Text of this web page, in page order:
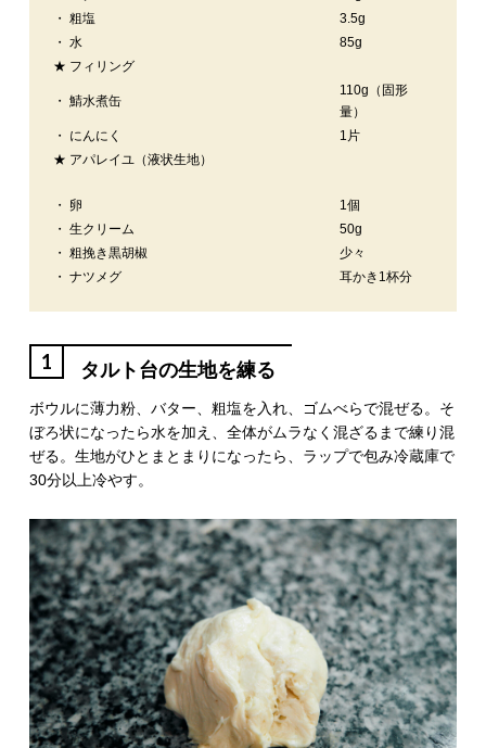
・ 粗塩
3.5g
・ 水
85g
★ フィリング
・ 鯖水煮缶
110g（固形
量）
・ にんにく
1片
★ アパレイユ（液状生地）
・ 卵
1個
・ 生クリーム
50g
・ 粗挽き黒胡椒
少々
・ ナツメグ
耳かき1杯分
1 タルト台の生地を練る
ボウルに薄力粉、バター、粗塩を入れ、ゴムべらで混ぜる。そ
ぼろ状になったら水を加え、全体がムラなく混ざるまで練り混
ぜる。生地がひとまとまりになったら、ラップで包み冷蔵庫で
30分以上冷やす。